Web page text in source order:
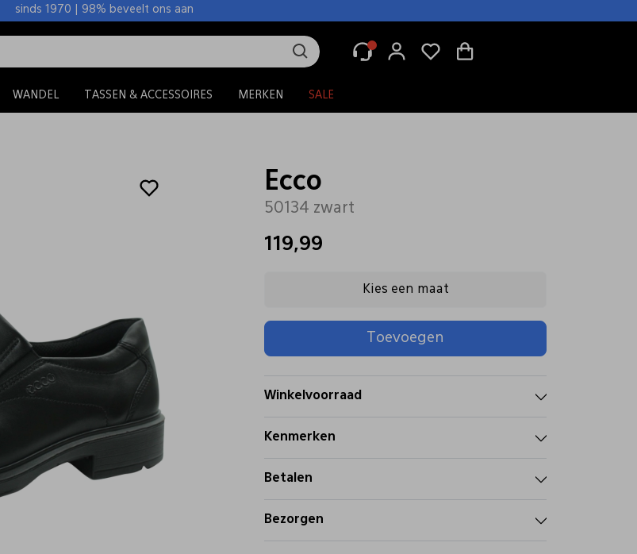
sinds 1970 | 98% beveelt ons aan
WANDEL TASSEN & ACCESSOIRES MERKEN SALE
Ecco
50134 zwart
119,99
Kies een maat
Toevoegen
Winkelvoorraad
Kenmerken
Betalen
Bezorgen